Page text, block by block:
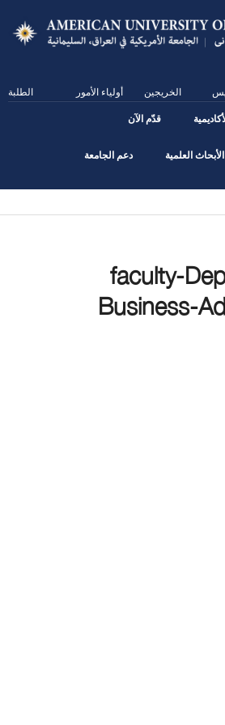
main
content
الطلبة أولياء الأمور الخريجين
قدّم الآن
الأبحاث العلمية دعم الجامعة
faculty-
Business-